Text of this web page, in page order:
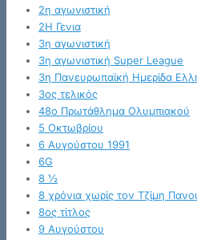
2η αγωνιστική
2Η Γενια
3η αγωνιστική
3η αγωνιστική Super League
3η Πανευρωπαϊκή Ημερίδα
3ος τελικός
48ο Πρωτάθλημα Ολυμπιακού
5 Οκτωβρίου
6 Αυγούστου 1991
6G
8 ½
8 χρόνια χωρίς τον Τζίμη
8ος τίτλος
9 Αυγούστου